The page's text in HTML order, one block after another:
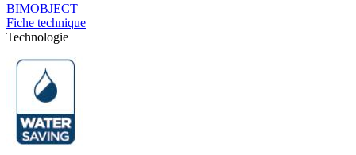
BIMOBJECT
Fiche technique
Technologie